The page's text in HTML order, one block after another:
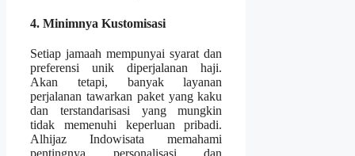
4. Minimnya Kustomisasi
Setiap jamaah mempunyai syarat dan
preferensi unik diperjalanan haji.
Akan tetapi, banyak layanan
perjalanan tawarkan paket yang kaku
dan terstandarisasi yang mungkin
tidak memenuhi keperluan pribadi.
Alhijaz Indowisata memahami
pentingnya personalisasi dan